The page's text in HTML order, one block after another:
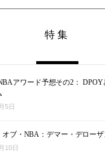
特集
アワード予想その2：
5日
オブ・NBA：デマー・デロー
10日